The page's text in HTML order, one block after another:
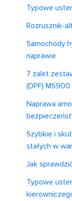
Typowe
Rozrusznik-
Samochody
naprawie
7 zalet
(DPF) MS900
Naprawa
Szybkie i
stałych w
Jak
Typowe